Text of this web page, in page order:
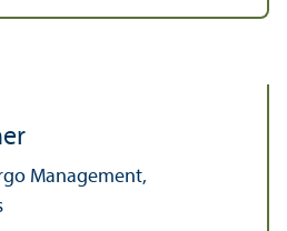
Management,